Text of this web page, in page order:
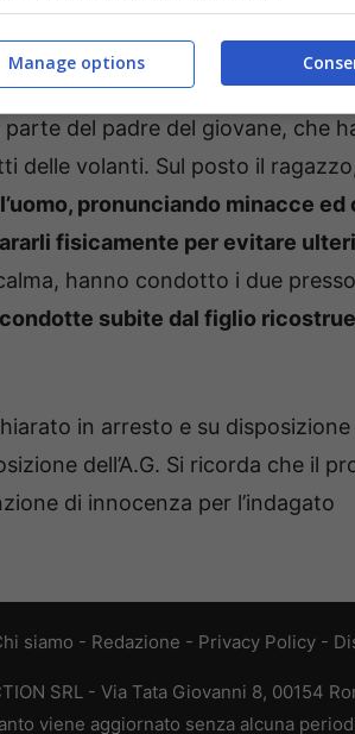
preso a schiaffi sia lui
del padre del giovane, che
delle volanti. Sul posto il
pronunciando minacce ed
fisicamente per evitare
hanno condotto i due
subite dal figlio
in arresto e su disposizione
dell’A.G. Si ricorda che il
di innocenza per l’indagato
siamo - Redazione - Privacy Policy -
SRL - Via Tata Giovanni 8, 00154
viene aggiornato senza alcuna
Manage options